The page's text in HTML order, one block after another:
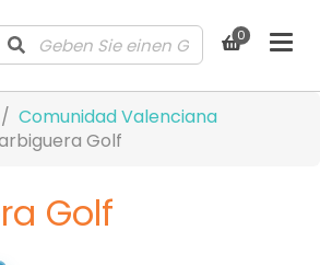
0
Comunidad Valenciana
Golf
Golf